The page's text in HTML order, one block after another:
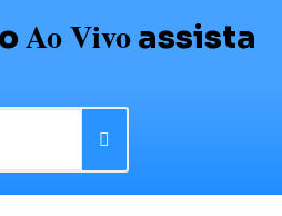
Ao Vivo assista